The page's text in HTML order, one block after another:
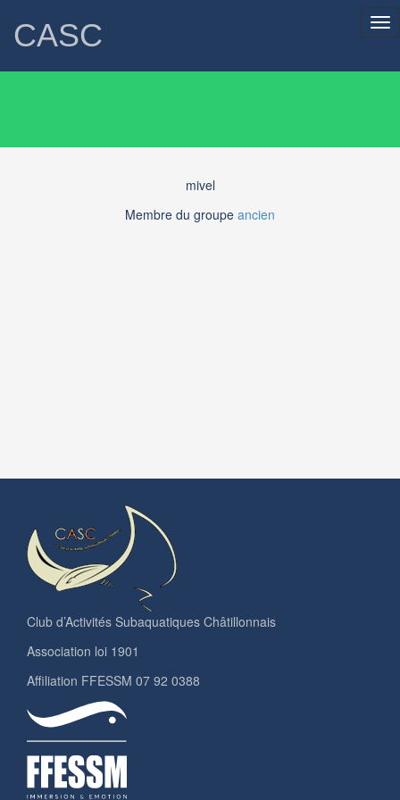
CASC
mivel
Membre du groupe ancien
Club d’Activités Subaquatiques Châtillonnais
Association loi 1901
Affiliation FFESSM 07 92 0388